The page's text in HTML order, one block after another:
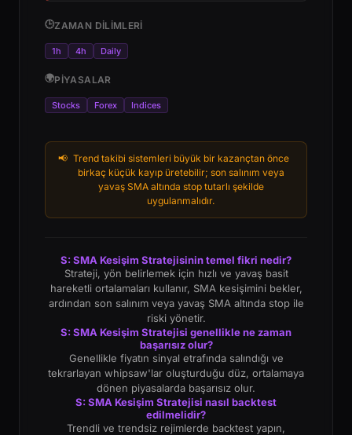
🕒ZAMAN DILIMLERI
1h 4h Daily
🌍PIYASALAR
Stocks Forex Indices
📢 Trend takibi sistemleri büyük bir kazançtan önce
birkaç küçük kayıp üretebilir; son salınım veya
yavaş SMA altında stop tutarlı şekilde
uygulanmalıdır.
S: SMA Kesişim Stratejisinin temel fikri nedir?
Strateji, yön belirlemek için hızlı ve yavaş basit
hareketli ortalamaları kullanır, SMA kesişimini bekler,
ardından son salınım veya yavaş SMA altında stop ile
riski yönetir.
S: SMA Kesişim Stratejisi genellikle ne zaman
başarısız olur?
Genellikle fiyatın sinyal etrafında salındığı ve
tekrarlayan whipsaw'lar oluşturduğu düz, ortalamaya
dönen piyasalarda başarısız olur.
S: SMA Kesişim Stratejisi nasıl backtest
edilmelidir?
Trendli ve trendsiz rejimlerde backtest yapın,